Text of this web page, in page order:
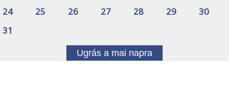
24
25 26 27 28 29
30
31
Ugrás a mai napra